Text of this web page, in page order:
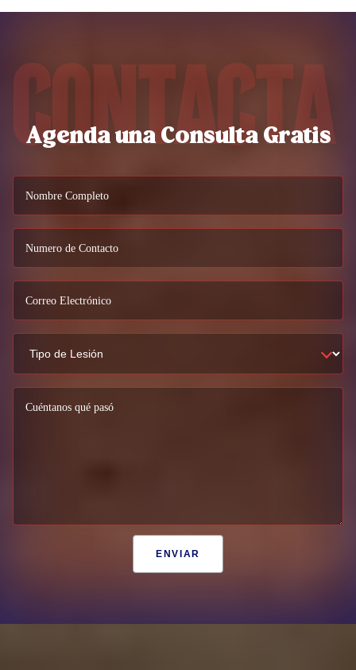
Contacta
Agenda una Consulta Gratis
Nombre Completo
Numero de Contacto
Correo Electrónico
Cuéntanos qué pasó